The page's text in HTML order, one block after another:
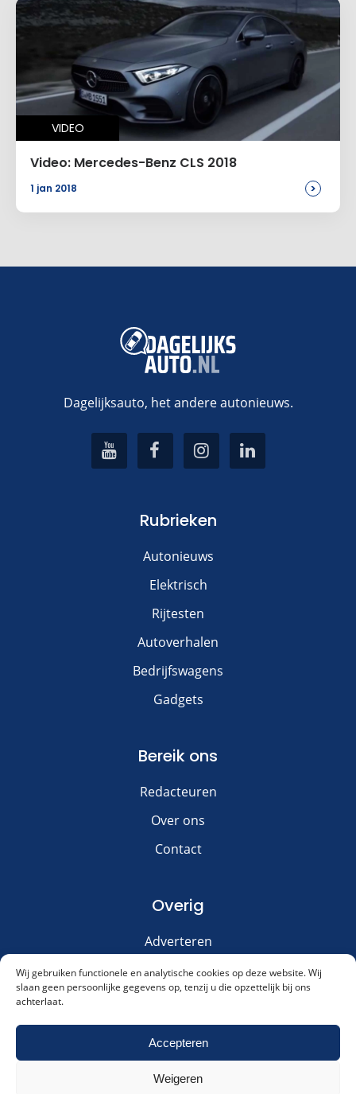
Wij gebruiken functionele en analytische cookies op deze website. Wij
slaan geen persoonlijke gegevens op, tenzij u die opzettelijk bij ons
achterlaat.
Accepteren
Weigeren
VIDEO
Video: Mercedes-Benz CLS 2018
1 jan 2018 >
Dagelijksauto, het andere autonieuws.
Rubrieken
Autonieuws
Elektrisch
Rijtesten
Autoverhalen
Bedrijfswagens
Gadgets
Bereik ons
Redacteuren
Over ons
Contact
Overig
Adverteren
Disclaimer
Privacy & Cookies
Meld je aan voor onze nieuwsbrief!
Akkoord met onsprivacybeleid